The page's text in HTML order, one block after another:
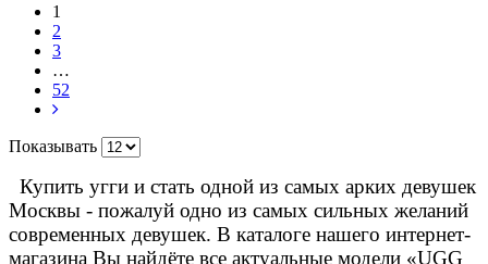
1
2
3
…
52
Показывать
Купить угги и стать одной из самых арких девушек
Москвы - пожалуй одно из самых сильных желаний
современных девушек. В каталоге нашего интернет-
магазина Вы найдёте все актуальные модели «UGG